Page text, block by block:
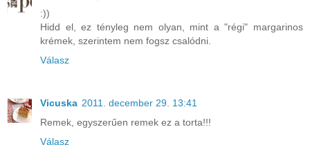
:))
Hidd el, ez tényleg nem olyan, mint a "régi" margarinos
krémek, szerintem nem fogsz csalódni.
Válasz
Vicuska 2011. december 29. 13:41
Remek, egyszerűen remek ez a torta!!!
Válasz